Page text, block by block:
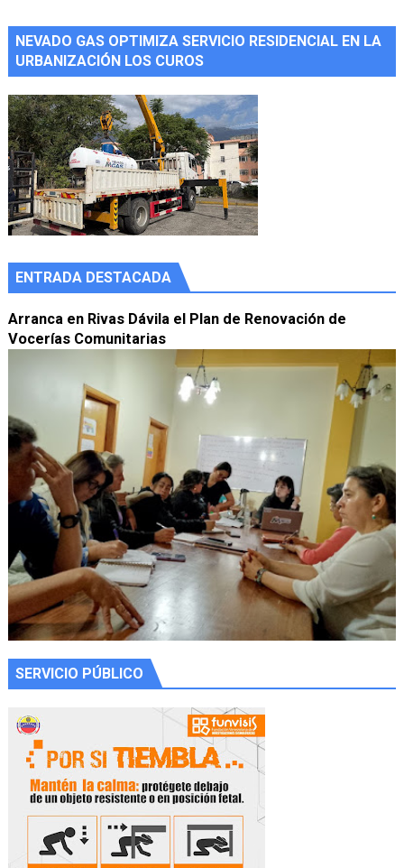
NEVADO GAS OPTIMIZA SERVICIO RESIDENCIAL EN LA
URBANIZACIÓN LOS CUROS
ENTRADA DESTACADA
Arranca en Rivas Dávila el Plan de Renovación de
Vocerías Comunitarias
SERVICIO PÚBLICO